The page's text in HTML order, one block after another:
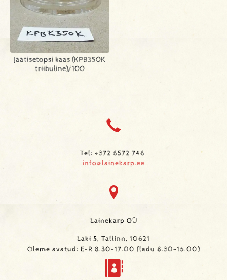
Jäätisetopsi kaas (KPB350K
triibuline)/100
Tel: +372 6572 746
info@lainekarp.ee
Lainekarp OÜ
Laki 5, Tallinn, 10621
Oleme avatud: E-R 8.30-17.00 (ladu 8.30-16.00)